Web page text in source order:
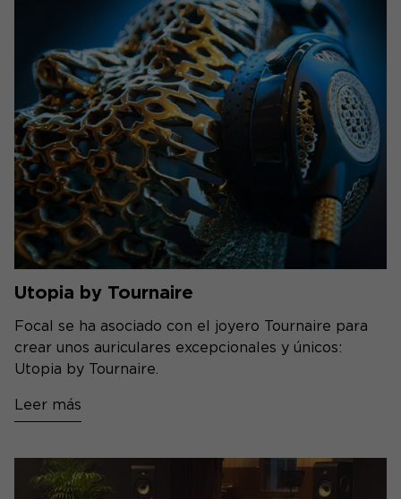
Utopia by Tournaire
Focal se ha asociado con el joyero Tournaire para
crear unos auriculares excepcionales y únicos:
Utopia by Tournaire.
Leer más